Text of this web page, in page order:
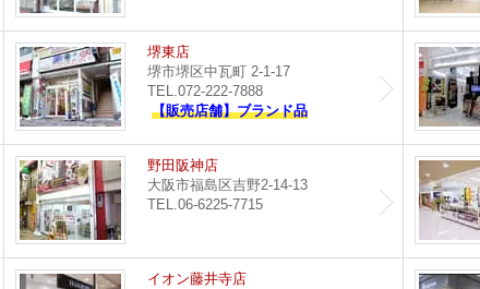
ポップタウン住道店
堺東店
堺市堺区中瓦町 2-1-17
TEL.072-222-7888
【販売店舗】ブランド品
イオンモール堺鉄砲町店
野田阪神店
大阪市福島区吉野2-14-13
TEL.06-6225-7715
都島店
イオン藤井寺店